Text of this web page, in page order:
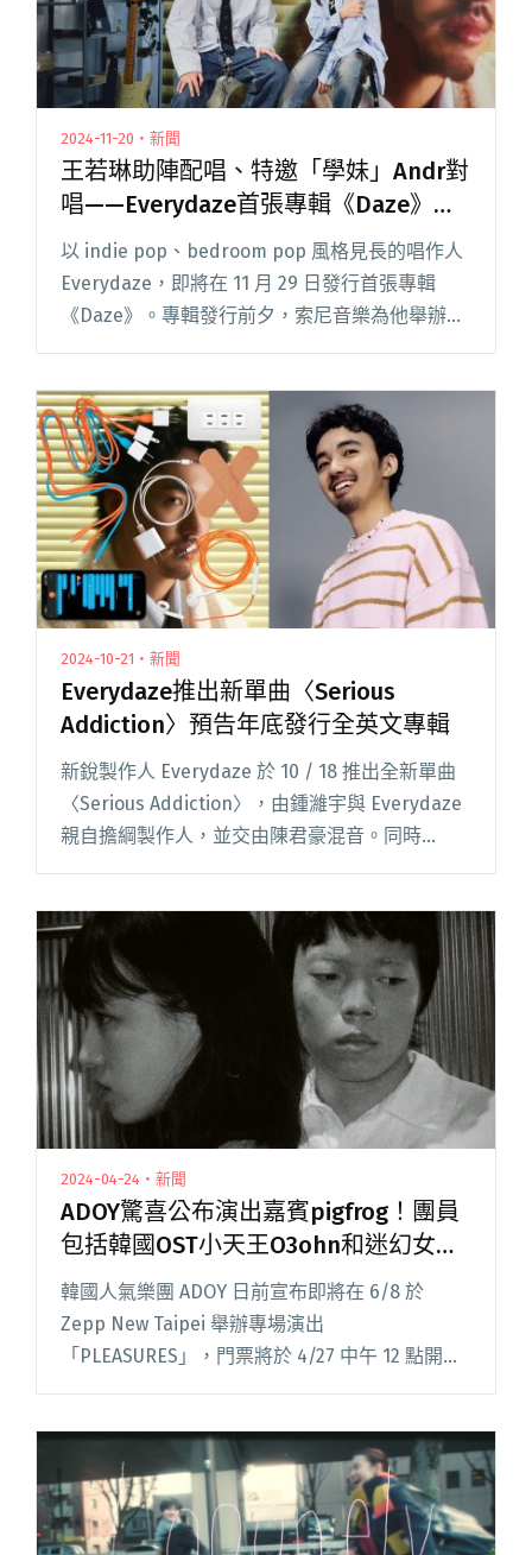
2024-11-20・新聞
王若琳助陣配唱、特邀「學妹」Andr對
唱——Everydaze首張專輯《Daze》搶
聽筆記，五點認識這位台灣indie pop
新銳！
以 indie pop、bedroom pop 風格見長的唱作人
Everydaze，即將在 11 月 29 日發行首張專輯
《Daze》。專輯發行前夕，索尼音樂為他舉辦了
唱、特邀「學妹」Andr對唱——Everydaze首張
專輯《Daze》搶聽筆記，五點認識這位台灣indie
pop新銳！"
2024-10-21・新聞
Everydaze推出新單曲〈Serious
Addiction〉預告年底發行全英文專輯
新銳製作人 Everydaze 於 10 / 18 推出全新單曲
〈Serious Addiction〉，由鍾濰宇與 Everydaze
親自擔綱製作人，並交由陳君豪混音。同時
Everydaze 也預告將在年底推出全新創作英文專
〈Serious Addiction〉預告年底發行全英文專輯"
2024-04-24・新聞
ADOY驚喜公布演出嘉賓pigfrog！團員
包括韓國OST小天王O3ohn和迷幻女聲
JOONIE
韓國人氣樂團 ADOY 日前宣布即將在 6/8 於
Zepp New Taipei 舉辦專場演出
「PLEASURES」，門票將於 4/27 中午 12 點開
賣。ADOY 今日（4/24）中午也驚喜宣布演唱會
"ADOY驚喜公布演出嘉賓pigfrog！團員包括韓國
OST小天王O3ohn和迷幻女聲JOONIE"